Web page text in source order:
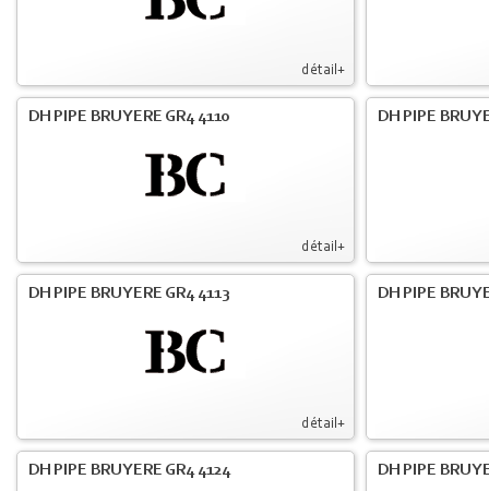
détail+
détail+
DH PIPE BRUYERE GR4 4110 DH PIPE
détail+
DH PIPE BRUYERE GR4 4113 DH PIPE
DH PIPE BRUYERE GR4 4124 DH PIPE